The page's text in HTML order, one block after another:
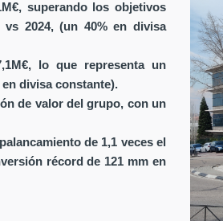
superando los objetivos
vs 2024, (un 40% en divisa
lo que representa un
en divisa constante).
de valor del grupo, con un
de 1,1 veces el
récord de 121 mm en